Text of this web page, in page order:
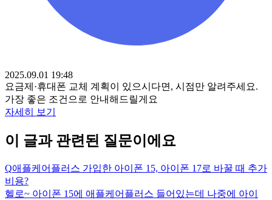
2025.09.01 19:48
요금제·휴대폰 교체 계획이 있으시다면, 시점만 알려주세요.
가장 좋은 조건으로 안내해드릴게요
자세히 보기
이 글과 관련된 질문이에요
Q애플케어플러스 가입한 아이폰 15, 아이폰 17로 바꿀 때 추가
비용?
헬로~ 아이폰 15에 애플케어플러스 들어있는데 나중에 아이